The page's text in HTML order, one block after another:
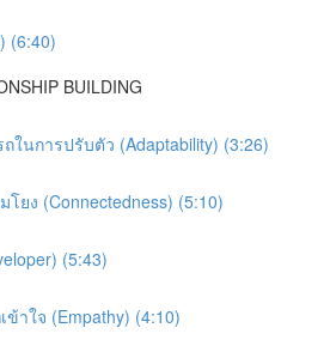
(6:40)
BUILDING
ในการปรับตัว (Adaptability) (3:26)
โยง (Connectedness) (5:10)
(5:43)
ข้าใจ (Empathy) (4:10)